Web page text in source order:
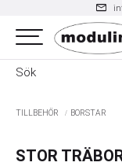
Meny
mail
TILLBEHÖR BORSTAR
STOR